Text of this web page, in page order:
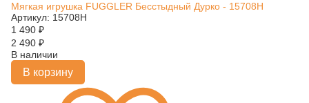
Мягкая игрушка FUGGLER Бесстыдный Дурко - 15708H
Артикул: 15708H
1 490 ₽
2 490 ₽
В наличии
В корзину